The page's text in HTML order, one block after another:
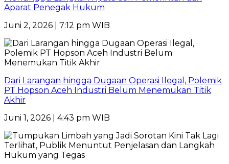
Aparat Penegak Hukum
Juni 2, 2026 | 7:12 pm WIB
Dari Larangan hingga Dugaan Operasi Ilegal, Polemik
PT Hopson Aceh Industri Belum Menemukan Titik
Akhir
Juni 1, 2026 | 4:43 pm WIB